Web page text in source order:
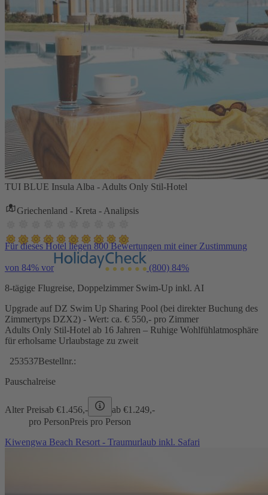
TUI BLUE Insula Alba - Adults Only Stil-Hotel
Griechenland - Kreta - Analipsis
Für dieses Hotel liegen 800 Bewertungen mit einer Zustimmung
von 84% vor (800) 84%
8-tägige Flugreise, Doppelzimmer Swim-Up inkl. AI
Upgrade auf DZ Swim Up Sharing Pool (bei direkter Buchung des
Zimmertyps DZX2) - Wert: ca. € 550,- pro Zimmer
Adults Only Stil-Hotel ab 16 Jahren – Ruhige Wohlfühlatmosphäre
für erholsame Urlaubstage zu zweit
253537Bestellnr.:
Pauschalreise
Alter Preisab €1.456,- ab €1.249,-
pro PersonPreis pro Person
Kiwengwa Beach Resort - Traumurlaub inkl. Safari